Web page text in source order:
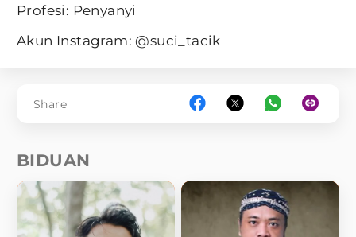
Profesi: Penyanyi
Akun Instagram: @suci_tacik
Share
BIDUAN